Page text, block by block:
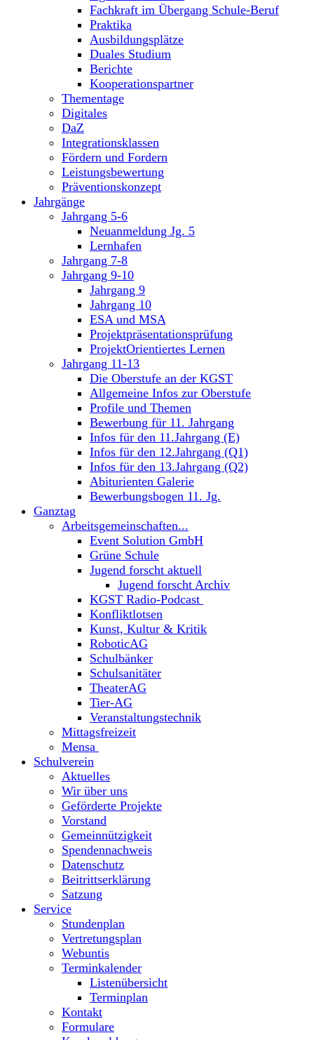
Fachkraft im Übergang Schule-Beruf
Praktika
Ausbildungsplätze
Duales Studium
Berichte
Kooperationspartner
Thementage
Digitales
DaZ
Integrationsklassen
Fördern und Fordern
Leistungsbewertung
Präventionskonzept
Jahrgänge
Jahrgang 5-6
Neuanmeldung Jg. 5
Lernhafen
Jahrgang 7-8
Jahrgang 9-10
Jahrgang 9
Jahrgang 10
ESA und MSA
Projektpräsentationsprüfung
ProjektOrientiertes Lernen
Jahrgang 11-13
Die Oberstufe an der KGST
Allgemeine Infos zur Oberstufe
Profile und Themen
Bewerbung für 11. Jahrgang
Infos für den 11.Jahrgang (E)
Infos für den 12.Jahrgang (Q1)
Infos für den 13.Jahrgang (Q2)
Abiturienten Galerie
Bewerbungsbogen 11. Jg.
Ganztag
Arbeitsgemeinschaften...
Event Solution GmbH
Grüne Schule
Jugend forscht aktuell
Jugend forscht Archiv
KGST Radio-Podcast
Konfliktlotsen
Kunst, Kultur & Kritik
RoboticAG
Schulbänker
Schulsanitäter
TheaterAG
Tier-AG
Veranstaltungstechnik
Mittagsfreizeit
Mensa
Schulverein
Aktuelles
Wir über uns
Geförderte Projekte
Vorstand
Gemeinnützigkeit
Spendennachweis
Datenschutz
Beitrittserklärung
Satzung
Service
Stundenplan
Vertretungsplan
Webuntis
Terminkalender
Listenübersicht
Terminplan
Kontakt
Formulare